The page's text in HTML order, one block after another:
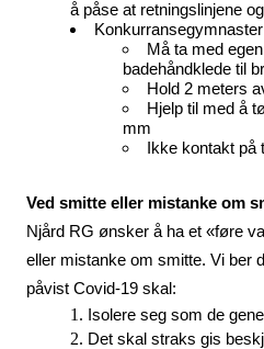
å påse at retningslinjene
Konkurransegymnaster
Må ta med
badehåndklede til
Hold 2 meters
Hjelp til med å
mm
Ikke kontakt
Ved smitte eller mistanke om
Njård RG ønsker å ha et «føre
eller mistanke om smitte. Vi ber
påvist Covid-19 skal:
Isolere seg som de
Det skal straks gis